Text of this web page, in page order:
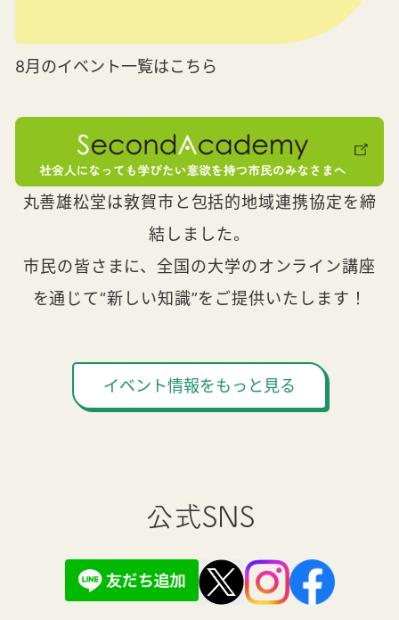
8月のイベント一覧はこちら
丸善雄松堂は敦賀市と包括的地域連携協定を締
結しました。
市民の皆さまに、全国の大学のオンライン講座
を通じて“新しい知識”をご提供いたします！
イベント情報をもっと見る
公式SNS